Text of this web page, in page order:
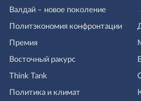
Валдай – новое поколение
Политэкономия конфронтации
Премия
Восточный ракурс
Think Tank
Политика и климат